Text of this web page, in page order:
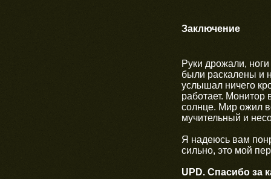
Заключение
Руки дрожали,
были раскалены и
услышал ничего
работает. Монитор
солнце. Мир ожил
мучительный и
Я надеюсь вам
сильно, это мой
UPD. Спасибо за